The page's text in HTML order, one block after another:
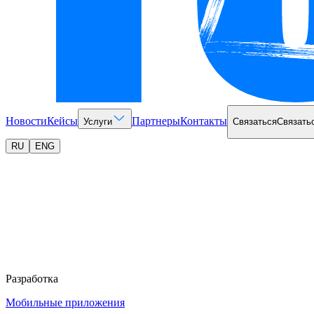
НовостиКейсы Услуги ПартнерыКонтакты Связаться
RU ENG
Разработка
Мобильные приложения